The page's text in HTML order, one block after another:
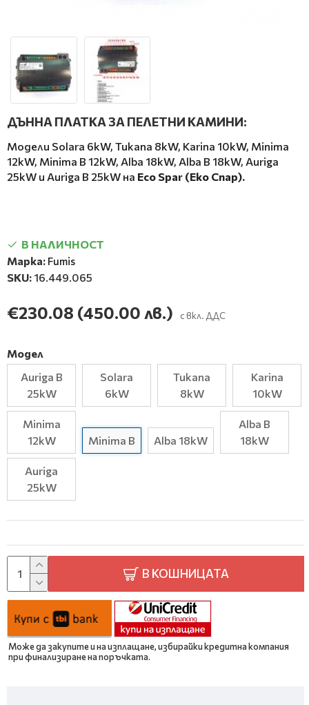
ДЪННА ПЛАТКА ЗА ПЕЛЕТНИ КАМИНИ:
Модели Solara 6kW, Tukana 8kW, Karina 10kW, Minima
12kW, Minima B 12kW, Alba 18kW, Alba B 18kW, Auriga
25kW и Auriga B 25kW на Eco Spar (Еко Спар).
В НАЛИЧНОСТ
Марка: Fumis
SKU: 16.449.065
€230.08 (450.00 лв.) с вкл. ДДС
Модел
Auriga B
25kW
Solara
6kW
Tukana
8kW
Karina
10kW
Minima
12kW
Minima B Alba 18kW
Alba B
18kW
Auriga
25kW
В КОШНИЦАТА
Може да закупите и на изплащане, избирайки кредитна компания
при финализиране на поръчката.